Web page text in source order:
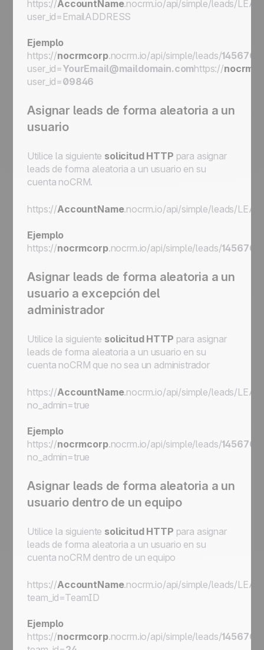
https://AccountName.nocrm.io/api/simple/leads/
user_id= EmailADDRESS
Ejemplo
https://nocrmcorp.nocrm.io/api/simple/leads/145676
user_id=YourEmail@maildomain.comhttps://
user_id=09846
Asignar leads de forma aleatoria a un
usuario
Utilice la siguiente solicitud HTTP para asignar
leads de forma aleatoria a un usuario en su
cuenta noCRM.
https://AccountName.nocrm.io/api/simple/leads/
Ejemplo
https://nocrmcorp.nocrm.io/api/simple/leads/145676
Asignar leads de forma aleatoria a un
usuario a excepción del
administrador
Utilice la siguiente solicitud HTTP para asignar
leads de forma aleatoria a un usuario en su
cuenta noCRM que no sea un administrador
https://AccountName.nocrm.io/api/simple/leads/
no_admin=true
Ejemplo
https://nocrmcorp.nocrm.io/api/simple/leads/145676
no_admin=true
Asignar leads de forma aleatoria a un
usuario dentro de un equipo
Utilice la siguiente solicitud HTTP para asignar
leads de forma aleatoria a un usuario en su
cuenta noCRM dentro de un equipo
https://AccountName.nocrm.io/api/simple/leads/
team_id=TeamID
Ejemplo
https://nocrmcorp.nocrm.io/api/simple/leads/145676